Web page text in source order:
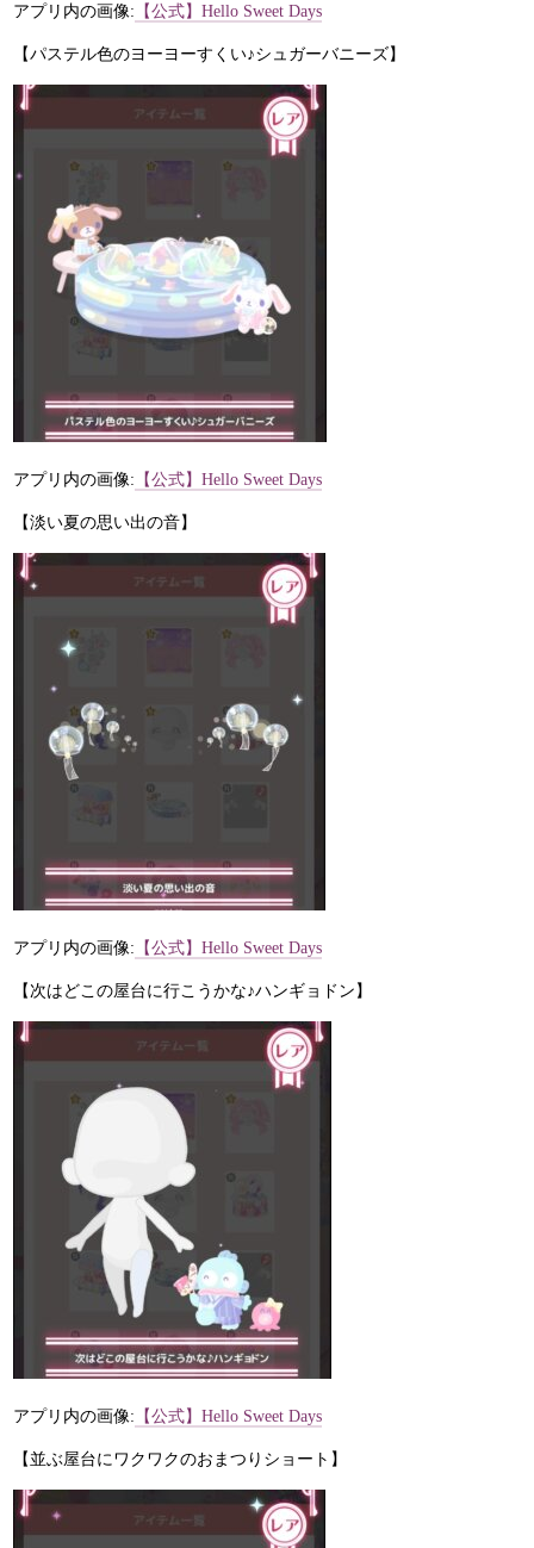
アプリ内の画像: 【公式】Hello Sweet Days
【パステル色のヨーヨーすくい♪シュガーバニーズ】
アプリ内の画像: 【公式】Hello Sweet Days
【淡い夏の思い出の音】
アプリ内の画像: 【公式】Hello Sweet Days
【次はどこの屋台に行こうかな♪ハンギョドン】
アプリ内の画像: 【公式】Hello Sweet Days
【並ぶ屋台にワクワクのおまつりショート】